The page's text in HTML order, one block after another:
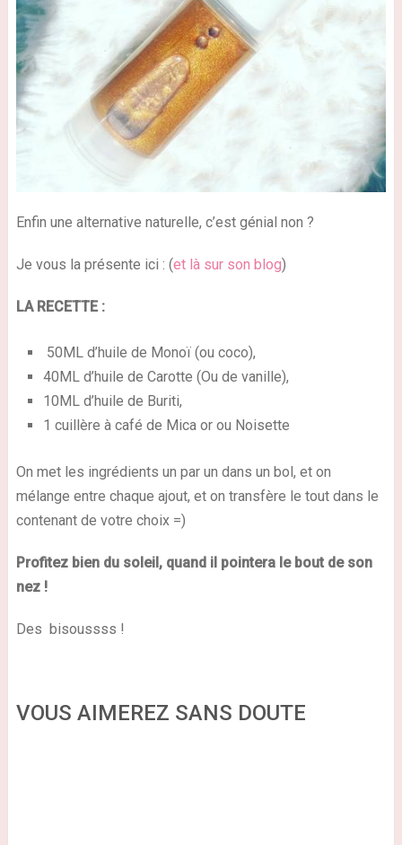
Enfin une alternative naturelle, c’est génial non ?
Je vous la présente ici : (et là sur son blog)
LA RECETTE :
50ML d’huile de Monoï (ou coco),
40ML d’huile de Carotte (Ou de vanille),
10ML d’huile de Buriti,
1 cuillère à café de Mica or ou Noisette
On met les ingrédients un par un dans un bol, et on
mélange entre chaque ajout, et on transfère le tout dans le
contenant de votre choix =)
Profitez bien du soleil, quand il pointera le bout de son
nez !
Des bisoussss !
VOUS AIMEREZ SANS DOUTE